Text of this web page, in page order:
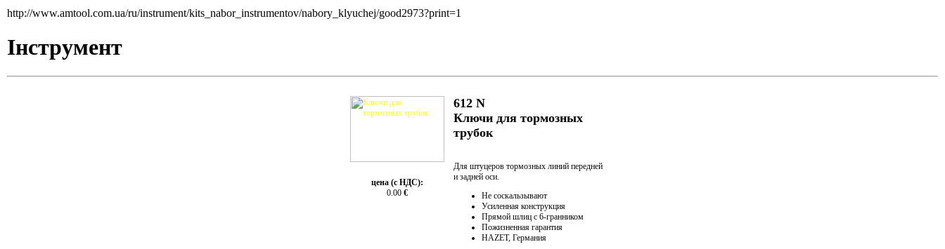
http://www.amtool.com.ua/ru/instrument/kits_nabor_instrumentov/nabory_klyuchej/good2973?print=1
Інструмент
цена (с НДС):
0.00 €
612 N
Ключи для тормозных
трубок
Для штуцеров тормозных линий передней
и задней оси.
Не соскальзывают
Усиленная конструкция
Прямой шлиц с 6-гранником
Пожизненная гарантия
HAZET, Германия